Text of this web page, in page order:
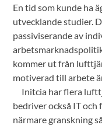
En tid som kunde ha
utvecklande studier.
passiviserande av
kommer ut från
motiverad till arbete
Initcia har flera
bedriver också IT
närmare granskning